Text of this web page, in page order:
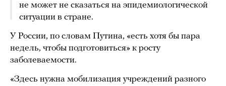
не может не сказаться на эпидемиологической
ситуации в стране.
У России, по словам Путина, «есть хотя бы пара
недель, чтобы подготовиться» к росту
заболеваемости.
«Здесь нужна мобилизация учреждений разного